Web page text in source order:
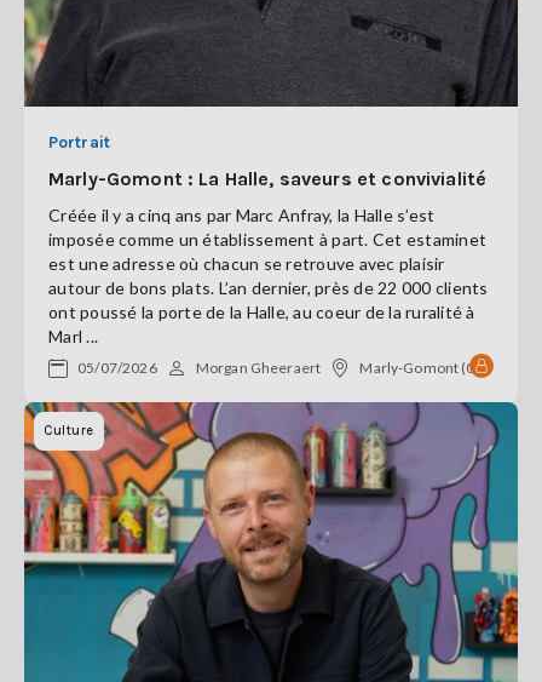
Portrait
Marly-Gomont : La Halle, saveurs et convivialité
Créée il y a cinq ans par Marc Anfray, la Halle s’est
imposée comme un établissement à part. Cet estaminet
est une adresse où chacun se retrouve avec plaisir
autour de bons plats. L’an dernier, près de 22 000 clients
ont poussé la porte de la Halle, au coeur de la ruralité à
Marl ...
05/07/2026 Morgan Gheeraert Marly-Gomont (02)
Culture